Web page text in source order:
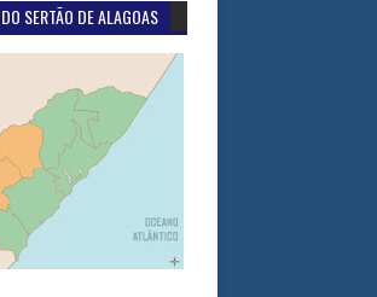
SERTÃO DE ALAGOAS